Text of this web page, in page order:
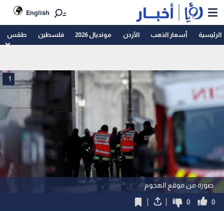
English
الرئيسية أسعار الذهب الأردن مونديال 2026 فلسطين طقس
صورة من موقع الهجوم
1
0
0